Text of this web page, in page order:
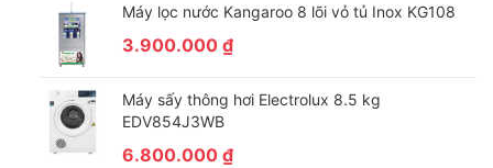
Máy lọc nước Kangaroo 8 lõi vỏ tủ Inox KG108
3.900.000 ₫
Máy sấy thông hơi Electrolux 8.5 kg
EDV854J3WB
6.800.000 ₫